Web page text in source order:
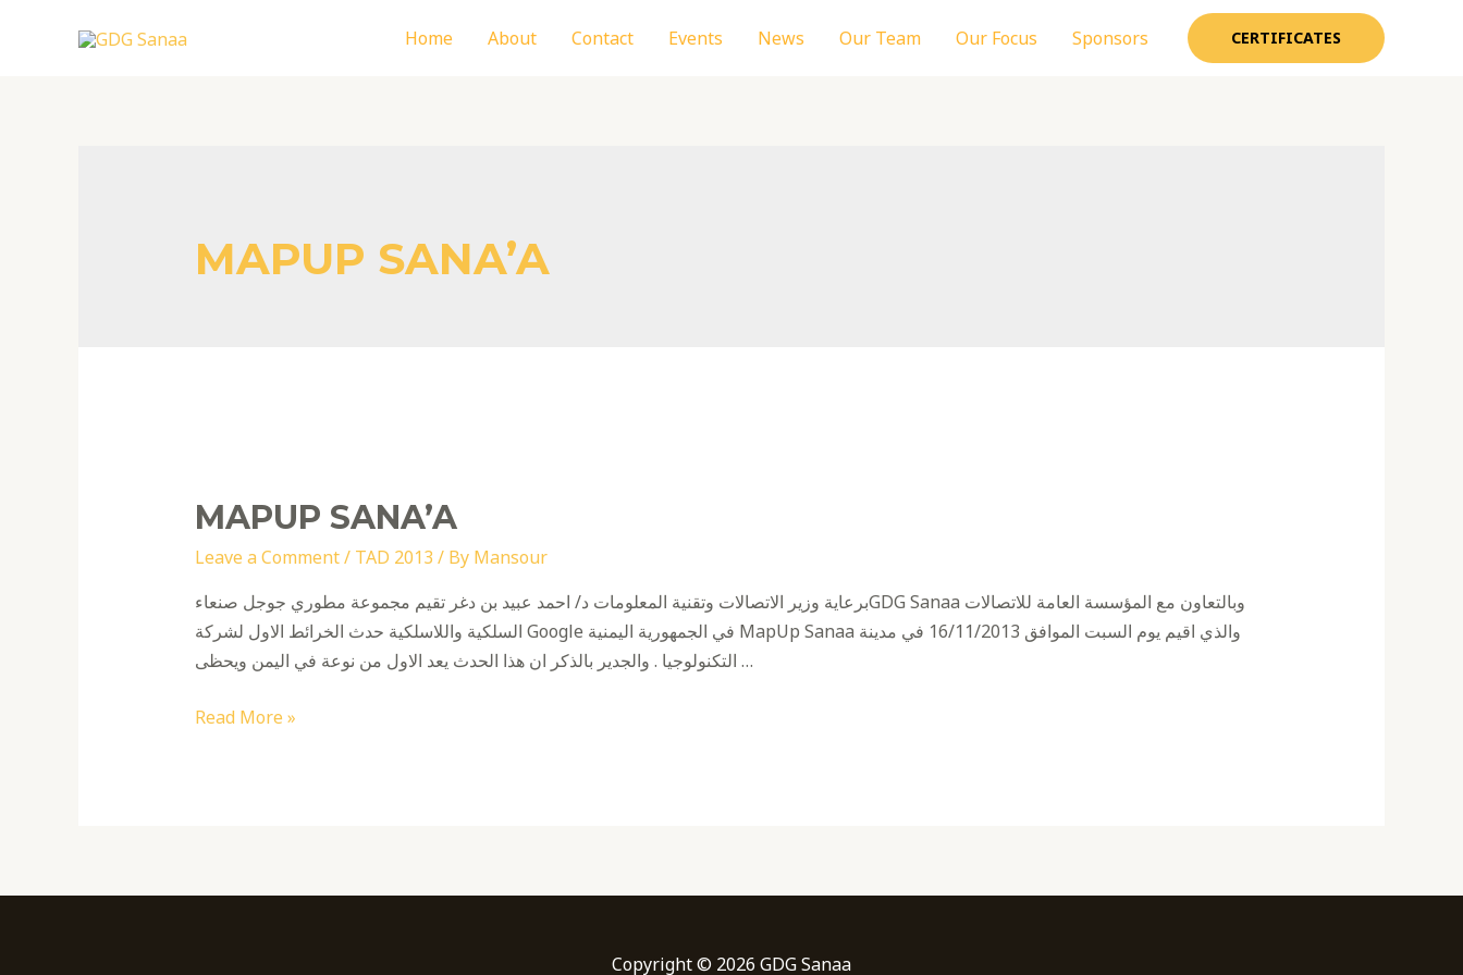
Home About Contact Events News Our Team Our Focus Sponsors CERTIFICATES
MAPUP SANA’A
MAPUP SANA’A
Leave a Comment/ TAD 2013 / By Mansour
برعاية وزير الاتصالات وتقنية المعلومات د/ احمد عبيد بن دغر تقيم مجموعة مطوري جوجل صنعاءGDG Sanaa وبالتعاون مع المؤسسة العامة للاتصالات
السلكية واللاسلكية حدث الخرائط الاول لشركة Google في الجمهورية اليمنية MapUp Sanaa والذي اقيم يوم السبت الموافق 16/11/2013 في مدينة
التكنولوجيا . والجدير بالذكر ان هذا الحدث يعد الاول من نوعة في اليمن ويحظى …
MapUp
Read More »
Copyright © 2026 GDG Sanaa